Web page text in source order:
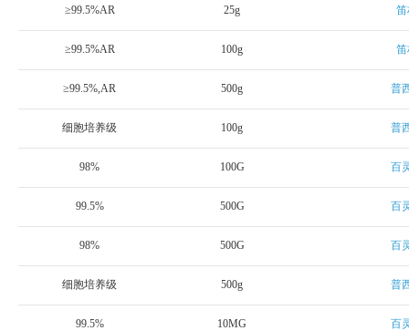
≥99.5%AR 25g
≥99.5%AR 100g
≥99.5%,AR 500g 普
细胞培养级 100g 普
98% 100G 百
99.5% 500G 百
98% 500G 百
细胞培养级 500g 普
99.5% 10MG 百